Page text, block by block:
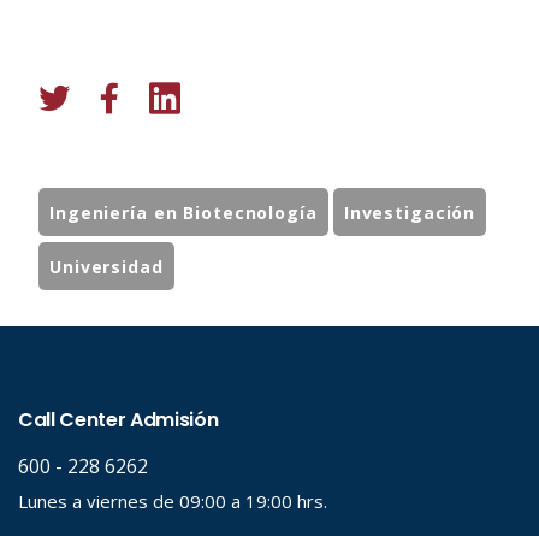
Ingeniería en Biotecnología Investigación
Universidad